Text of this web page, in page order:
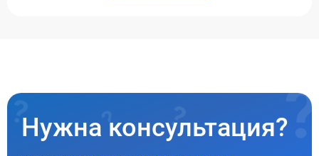
Нужна консультация?